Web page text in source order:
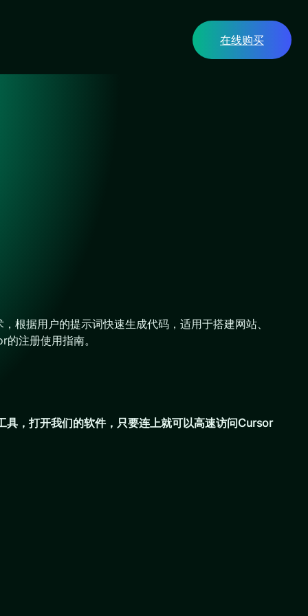
在线购买
根据用户的提示词快速生成代码，适用于搭建网站、
注册使用指南。
具，打开我们的软件，只要连上就可以高速访问Cursor